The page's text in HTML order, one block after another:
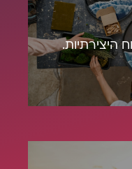
היצירתיות.